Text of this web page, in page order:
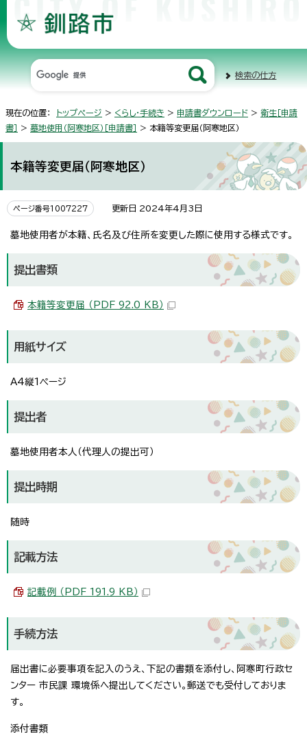
検索の仕方
現在の位置： トップページ > くらし・手続き > 申請書ダウンロード > 衛生［申請
書］
> 墓地使用（阿寒地区）［申請書］ > 本籍等変更届（阿寒地区）
本籍等変更届（阿寒地区）
ページ番号1007227 更新日 2024年4月3日
墓地使用者が本籍、氏名及び住所を変更した際に使用する様式です。
提出書類
本籍等変更届 （PDF 92.0 KB）
用紙サイズ
A4縦1ページ
提出者
墓地使用者本人（代理人の提出可）
提出時期
随時
記載方法
記載例 （PDF 191.9 KB）
手続方法
届出書に必要事項を記入のうえ、下記の書類を添付し、阿寒町行政セ
ンター 市民課 環境係へ提出してください。郵送でも受付しておりま
す。
添付書類